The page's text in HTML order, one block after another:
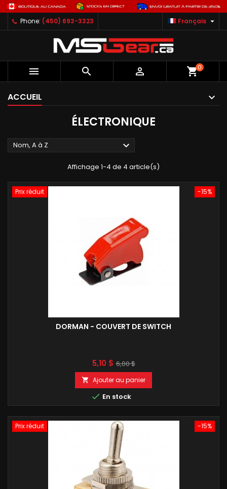
Phone: (450) 693-3323 Français 
   shopping_cart0
ACCUEIL
ÉLECTRONIQUE
Nom, A à Z 
Affichage 1-4 de 4 article(s)
-15%
Prix réduit
DORMAN - COUVERT DE SWITCH
Prix
5,10 $ Prix
base
6,00 $
 Ajouter au panier
 En stock
-15%
Prix réduit